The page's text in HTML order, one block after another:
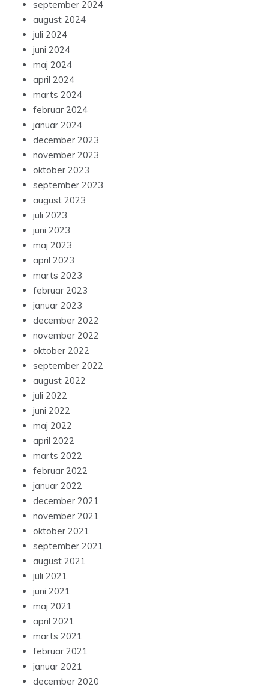
september 2024
august 2024
juli 2024
juni 2024
maj 2024
april 2024
marts 2024
februar 2024
januar 2024
december 2023
november 2023
oktober 2023
september 2023
august 2023
juli 2023
juni 2023
maj 2023
april 2023
marts 2023
februar 2023
januar 2023
december 2022
november 2022
oktober 2022
september 2022
august 2022
juli 2022
juni 2022
maj 2022
april 2022
marts 2022
februar 2022
januar 2022
december 2021
november 2021
oktober 2021
september 2021
august 2021
juli 2021
juni 2021
maj 2021
april 2021
marts 2021
februar 2021
januar 2021
december 2020